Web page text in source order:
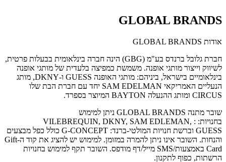
GLOBAL BRANDS
אודות GLOBAL BRANDS
חברת גלובל ברנדס בע"מ (GBG) הינה חברה בינלאומית בבעלות פרטית,
לשיווק וייצור מותגי אופנה. משמשת כמפיצה בלעדית של מותגי אופנה
בינלאומיים בישראל, ביניהם: מותגי האופנה GUESS ו-DKNY, מותג
הנעליים האמריקאי SAM EDELMAN יחד עם חברת הבת שלו
CIRCUS ומותג ההנעלה BAYTON המיוצר בספרד.
שובר מתנה GLOBAL BRANDS
ניתן למימוש
בחנויות: :
VILEBREQUIN, DKNY, SAM EDLEMAN,
GUESS וברשת חנויות המולטי-ברנד: G-CONCEPT כולל כפל מבצעים
והנחות. השובר אינו ניתן להמרה במזומן. למימוש יש להציג את קוד ה-Gift
Card באמצעותSMS/ מייל/דף מודפס. השובר תקף למימוש בחנויות
הרשתות, כפוף לתקנון.